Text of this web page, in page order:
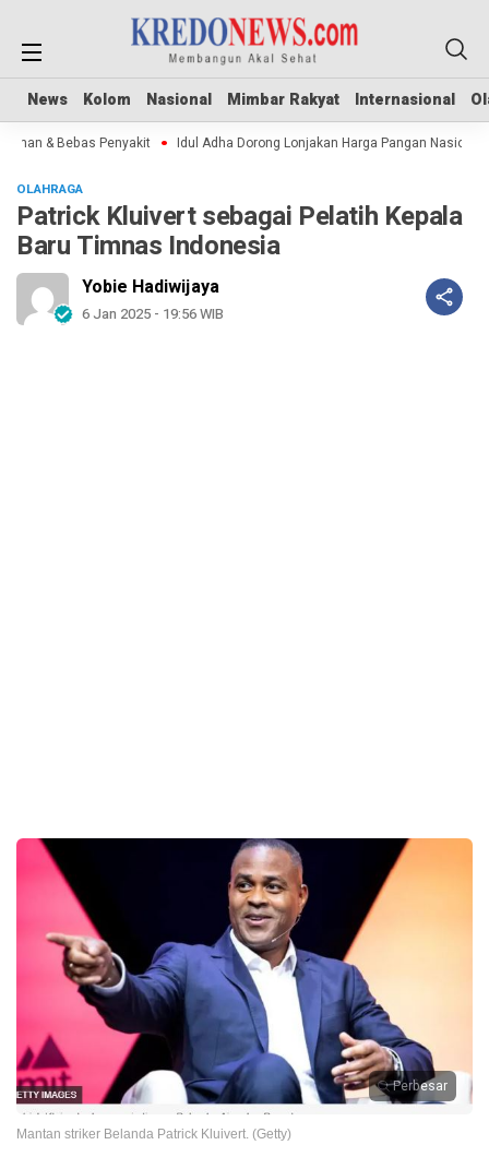
News Kolom Nasional Mimbar Rakyat Internasional
News Kolom Nasional Mimbar Rakyat Internasional
& Bebas Penyakit Idul Adha Dorong Lonjakan Harga Pangan Nasional
OLAHRAGA
Patrick Kluivert sebagai Pelatih Kepala
Baru Timnas Indonesia
Yobie Hadiwijaya
6 Jan 2025 - 19:56 WIB
Perbesar
Mantan striker Belanda Patrick Kluivert. (Getty)